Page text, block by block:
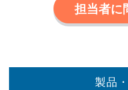
担当者に
製品